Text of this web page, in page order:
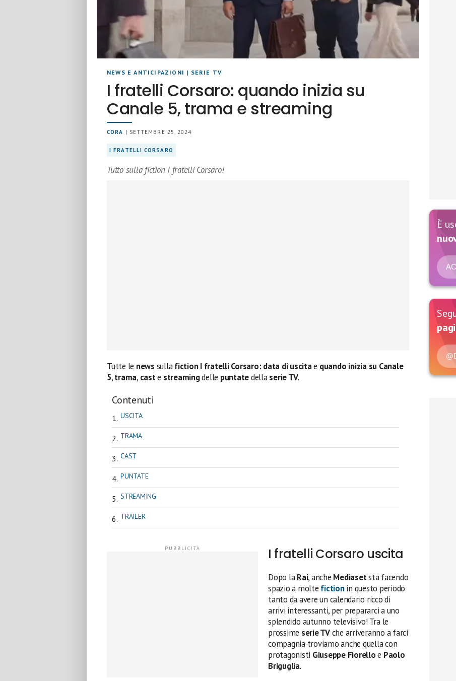
NEWS E ANTICIPAZIONI | SERIE TV
I fratelli Corsaro: quando inizia su
Canale 5, trama e streaming
CORA | SETTEMBRE 25, 2024
I FRATELLI CORSARO
Tutto sulla fiction I fratelli Corsaro!
Tutte le news sullafiction I fratelli Corsaro: data di uscitae quando inizia su Canale
5,trama, caste streamingdelle puntatedellaserie TV.
Contenuti
USCITA
TRAMA
CAST
PUNTATE
STREAMING
TRAILER
I fratelli Corsaro uscita
Dopo laRai, anche Mediasetsta facendo
spazio a molte fictionin questo periodo
tanto da avere un calendario ricco di
arrivi interessanti, per prepararci a uno
splendido autunno televisivo! Tra le
prossime serie TVche arriveranno a farci
compagnia troviamo anche quella con
protagonisti Giuseppe Fiorelloe Paolo
Briguglia.
È